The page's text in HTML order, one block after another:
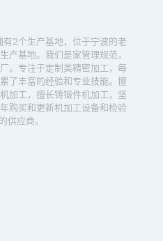
2个生产基地，位于宁波的老
产基地。我们是家管理规范，
。专注于定制类精密加工，每
了丰富的经验和专业技能。擅
加工，擅长铸锻件机加工，坚
购买和更新机加工设备和检验
供应商。